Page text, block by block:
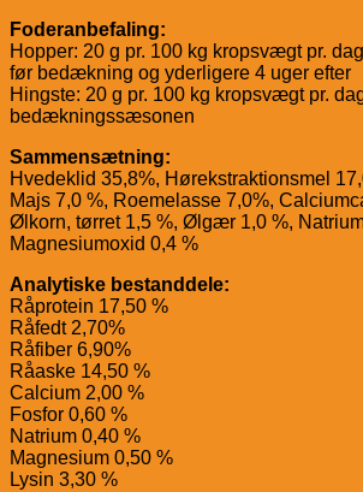
Foderanbefaling:
Hopper: 20 g pr. 100 kg kropsvægt pr.
før bedækning og yderligere 4 uger efter
Hingste: 20 g pr. 100 kg kropsvægt pr.
bedækningssæsonen
Sammensætning:
Hvedeklid 35,8%, Hørekstraktionsmel
Majs 7,0 %, Roemelasse 7,0%,
Ølkorn, tørret 1,5 %, Ølgær 1,0 %,
Magnesiumoxid 0,4 %
Analytiske bestanddele:
Råprotein 17,50 %
Råfedt 2,70%
Råfiber 6,90%
Råaske 14,50 %
Calcium 2,00 %
Fosfor 0,60 %
Natrium 0,40 %
Magnesium 0,50 %
Lysin 3,30 %